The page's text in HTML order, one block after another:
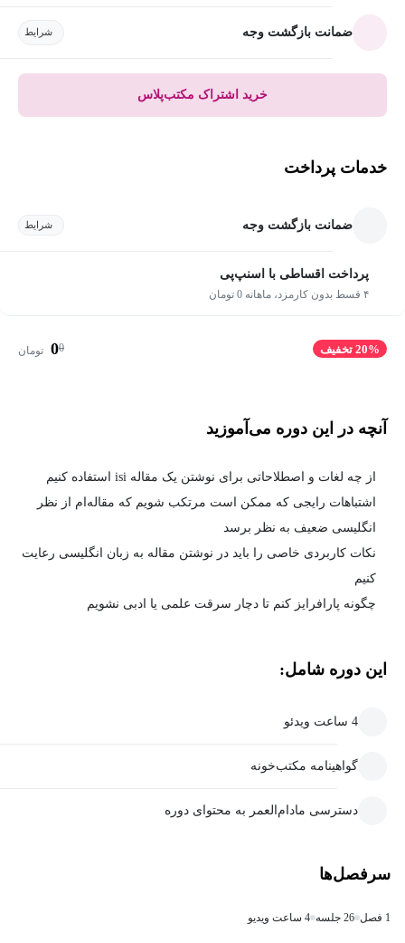
ضمانت بازگشت وجه شرایط
خرید اشتراک مکتب‌پلاس
خدمات پرداخت
ضمانت بازگشت وجه شرایط
پرداخت اقساطی با اسنپ‌پی
۴ قسط بدون کارمزد، ماهانه 0 تومان
20% تخفیف 0
0 تومان
آنچه در این دوره می‌آموزید
از چه لغات و اصطلاحاتی برای نوشتن یک مقاله isi استفاده کنیم
اشتباهات رایجی که ممکن است مرتکب شویم که مقاله‌ام از نظر
انگلیسی ضعیف به نظر برسد
نکات کاربردی خاصی را باید در نوشتن مقاله به زبان انگلیسی رعایت
کنیم
چگونه پارافرایز کنم تا دچار سرقت علمی یا ادبی نشویم
این دوره شامل:
4 ساعت ویدئو
گواهینامه مکتب‌خونه
دسترسی مادام‌العمر به محتوای دوره
سرفصل‌ها
1 فصل 26 جلسه 4 ساعت ویدیو